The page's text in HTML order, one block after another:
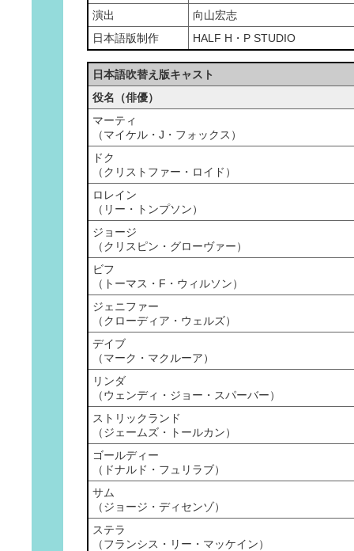
演出
向山宏志
日本語版制作
HALF H・P STUDIO
日本語吹替え版キャスト
役名（俳優）
マーティ
（マイケル・J・フォックス）
ドク
（クリストファー・ロイド）
ロレイン
（リー・トンプソン）
ジョージ
（クリスピン・グローヴァー）
ビフ
（トーマス・F・ウィルソン）
ジェニファー
（クローディア・ウェルズ）
デイブ
（マーク・マクルーア）
リンダ
（ウェンディ・ジョー・スパーバー）
ストリックランド
（ジェームズ・トールカン）
ゴールディー
（ドナルド・フュリラブ）
サム
（ジョージ・ディセンゾ）
ステラ
（フランシス・リー・マッケイン）